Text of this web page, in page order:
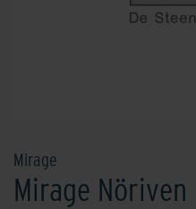
Mirage
Mirage Nöriven